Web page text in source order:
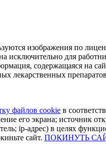
изображения по
исключительно для
содержащаяся на
лекарственных
файлов cookie в
его экрана; источник
ip-адрес) в целях
сайт. ПОКИНУТЬ